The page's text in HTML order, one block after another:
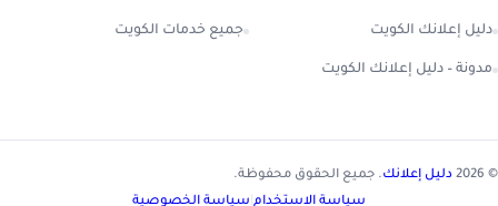
دليل إعلانك الكويت جميع خدمات الكويت
مدونة – دليل إعلانك الكويت
© 2026 دليل إعلانك. جميع الحقوق محفوظة.
سياسة الاستخدام سياسة الخصوصية